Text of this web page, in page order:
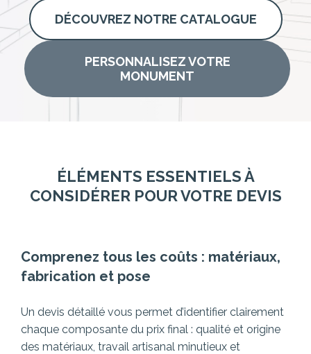
DÉCOUVREZ NOTRE CATALOGUE
PERSONNALISEZ VOTRE
MONUMENT
ÉLÉMENTS ESSENTIELS À
CONSIDÉRER POUR VOTRE DEVIS
Comprenez tous les coûts : matériaux,
fabrication et pose
Un devis détaillé vous permet d’identifier clairement
chaque composante du prix final : qualité et origine
des matériaux, travail artisanal minutieux et